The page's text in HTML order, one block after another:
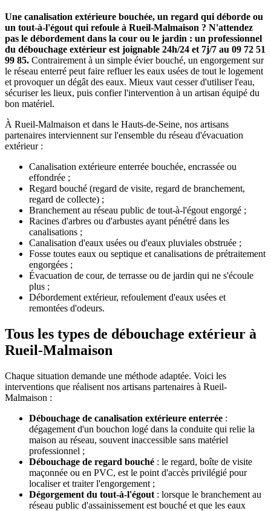
Une canalisation extérieure bouchée, un regard qui déborde ou
un tout-à-l'égout qui refoule à Rueil-Malmaison ? N'attendez
pas le débordement dans la cour ou le jardin : un professionnel
du débouchage extérieur est joignable 24h/24 et 7j/7 au 09 72 51
99 85. Contrairement à un simple évier bouché, un engorgement sur
le réseau enterré peut faire refluer les eaux usées de tout le logement
et provoquer un dégât des eaux. Mieux vaut cesser d'utiliser l'eau,
sécuriser les lieux, puis confier l'intervention à un artisan équipé du
bon matériel.
À Rueil-Malmaison et dans le Hauts-de-Seine, nos artisans
partenaires interviennent sur l'ensemble du réseau d'évacuation
extérieur :
Canalisation extérieure enterrée bouchée, encrassée ou
effondrée ;
Regard bouché (regard de visite, regard de branchement,
regard de collecte) ;
Branchement au réseau public de tout-à-l'égout engorgé ;
Racines d'arbres ou d'arbustes ayant pénétré dans les
canalisations ;
Canalisation d'eaux usées ou d'eaux pluviales obstruée ;
Fosse toutes eaux ou septique et canalisations de prétraitement
engorgées ;
Évacuation de cour, de terrasse ou de jardin qui ne s'écoule
plus ;
Débordement extérieur, refoulement d'eaux usées et
remontées d'odeurs.
Tous les types de débouchage extérieur à
Rueil-Malmaison
Chaque situation demande une méthode adaptée. Voici les
interventions que réalisent nos artisans partenaires à Rueil-
Malmaison :
Débouchage de canalisation extérieure enterrée :
dégagement d'un bouchon logé dans la conduite qui relie la
maison au réseau, souvent inaccessible sans matériel
professionnel ;
Débouchage de regard bouché : le regard, boîte de visite
maçonnée ou en PVC, est le point d'accès privilégié pour
localiser et traiter l'engorgement ;
Dégorgement du tout-à-l'égout : lorsque le branchement au
réseau public d'assainissement est bouché et que les eaux